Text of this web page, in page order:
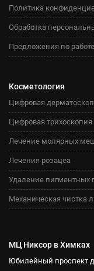
Политика
Обработка
Предложения по
Косметология
Цифровая
Цифровая трихоскопия
Лечение молярных
Лечения розацеа
Удаление пигментных
Механическая чистка
МЦ Никсор в Химках
Юбилейный проспект